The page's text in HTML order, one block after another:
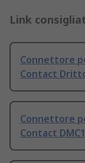
Link
Connettore
Contact
Connettore
Contact